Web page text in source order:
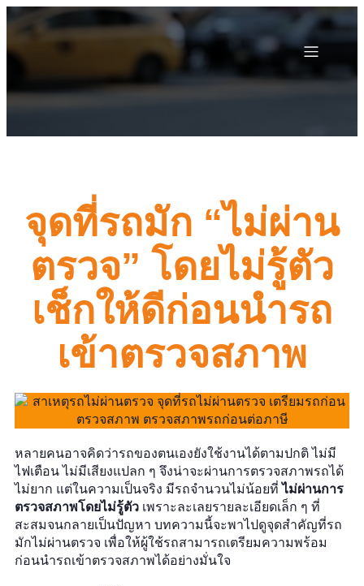
จุดที่รถมัก “ไม่ผ่าน
ตรวจ” โดยไม่รู้ตัว
เช็กให้ดีก่อนนำรถ
เข้าตรวจสภาพ
หลายคนอาจคิดว่ารถของตนเองยังใช้งานได้ตามปกติ ไม่มี
ไฟเตือน ไม่มีเสียงแปลก ๆ จึงน่าจะผ่านการตรวจสภาพรถได้
ไม่ยาก แต่ในความเป็นจริง มีรถจำนวนไม่น้อยที่ไม่ผ่านการ
ตรวจสภาพโดยไม่รู้ตัว เพราะละเลยรายละเอียดเล็ก ๆ ที่
สะสมจนกลายเป็นปัญหา บทความนี้จะพาไปดูจุดสำคัญที่รถ
มักไม่ผ่านตรวจ เพื่อให้ผู้ใช้รถสามารถเตรียมความพร้อม
ก่อนนำรถเข้าตรวจสภาพได้อย่างมั่นใจ